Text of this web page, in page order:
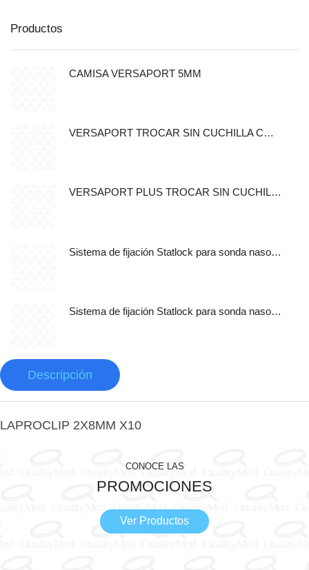
Productos
CAMISA VERSAPORT 5MM
VERSAPORT TROCAR SIN CUCHILLA CON CANULA DE FIJACION 5MM
VERSAPORT PLUS TROCAR SIN CUCHILLA CON CANULA DE
Sistema de fijación Statlock para sonda nasogástrica y sondas de alimentación enteral, tamaño pediátrico, auto adherible.
Sistema de fijación Statlock para sonda nasogástrica y sondas de alimentación enteral, tamaño pediátrico, libre de latex.
Descripción
LAPROCLIP 2X8MM X10
CONOCE LAS
PROMOCIONES
Ver Productos